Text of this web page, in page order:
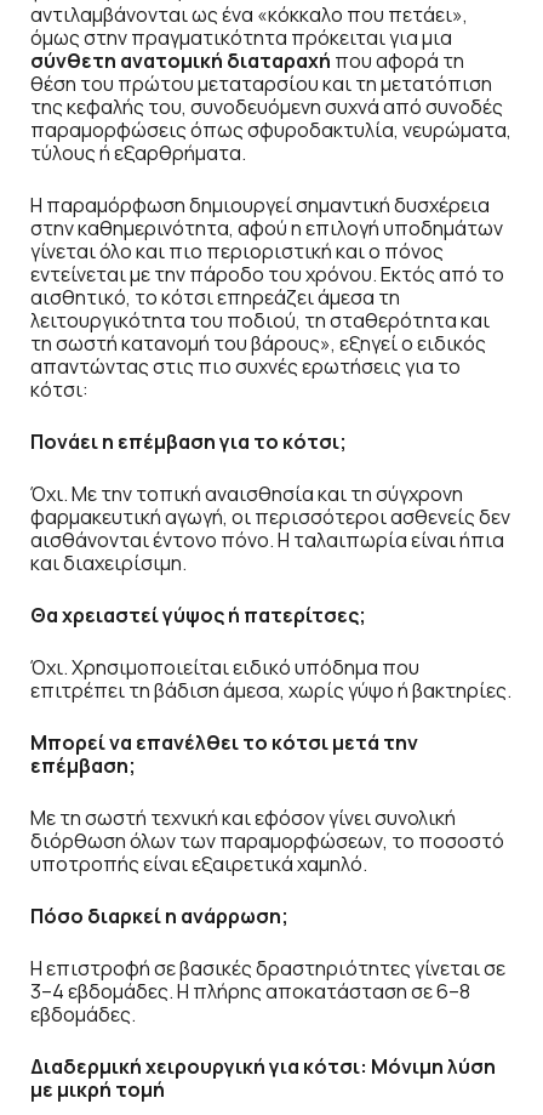
αντιλαμβάνονται ως ένα «κόκκαλο που πετάει»,
όμως στην πραγματικότητα πρόκειται για μια
σύνθετη ανατομική διαταραχή που αφορά τη
θέση του πρώτου μεταταρσίου και τη μετατόπιση
της κεφαλής του, συνοδευόμενη συχνά από συνοδές
παραμορφώσεις όπως σφυροδακτυλία, νευρώματα,
τύλους ή εξαρθρήματα.
Η παραμόρφωση δημιουργεί σημαντική δυσχέρεια
στην καθημερινότητα, αφού η επιλογή υποδημάτων
γίνεται όλο και πιο περιοριστική και ο πόνος
εντείνεται με την πάροδο του χρόνου. Εκτός από το
αισθητικό, το κότσι επηρεάζει άμεσα τη
λειτουργικότητα του ποδιού, τη σταθερότητα και
τη σωστή κατανομή του βάρους», εξηγεί ο ειδικός
απαντώντας στις πιο συχνές ερωτήσεις για το
κότσι:
Πονάει η επέμβαση για το κότσι;
Όχι. Με την τοπική αναισθησία και τη σύγχρονη
φαρμακευτική αγωγή, οι περισσότεροι ασθενείς δεν
αισθάνονται έντονο πόνο. Η ταλαιπωρία είναι ήπια
και διαχειρίσιμη.
Θα χρειαστεί γύψος ή πατερίτσες;
Όχι. Χρησιμοποιείται ειδικό υπόδημα που
επιτρέπει τη βάδιση άμεσα, χωρίς γύψο ή βακτηρίες.
Μπορεί να επανέλθει το κότσι μετά την
επέμβαση;
Με τη σωστή τεχνική και εφόσον γίνει συνολική
διόρθωση όλων των παραμορφώσεων, το ποσοστό
υποτροπής είναι εξαιρετικά χαμηλό.
Πόσο διαρκεί η ανάρρωση;
Η επιστροφή σε βασικές δραστηριότητες γίνεται σε
3–4 εβδομάδες. Η πλήρης αποκατάσταση σε 6–8
εβδομάδες.
Διαδερμική χειρουργική για κότσι: Μόνιμη λύση
με μικρή τομή